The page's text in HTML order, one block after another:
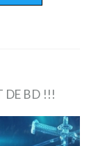
DE BD !!!